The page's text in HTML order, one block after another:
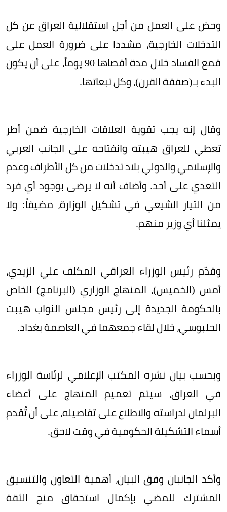
وحض على العمل من أجل استقلالية العراق عن كل
التدخلات الخارجية، مشددا على ضرورة العمل على
قمع الفساد خلال مدة أقصاها 90 يوماً، على أن يكون
البدء بـ(صفقة القرن)، وكل تبعاتها.
وقال إنه يجب تقوية العلاقات الخارجية ضمن أطر
تعطي للعراق هيبته وانفتاحه على الجانب العربي
والإسلامي والدولي بلاد تدخلات من كل الأطراف وعدم
التعدي على أحد. وأضاف أنه لا يرضى بوجود أي فرد
من التيار الشيعي في تشكيل الوزارة، مضيفاً: ولا
يمثلنا أي وزير منهم.
وقدّم رئيس الوزراء العراقي المكلف علي الزيدي،
أمس (الخميس)، المنهاج الوزاري (البرنامج) الخاص
بالحكومة الجديدة إلى رئيس مجلس النواب هيبت
الحلبوسي، خلال لقاء جمعهما في العاصمة بغداد.
وبحسب بيان نشره المكتب الإعلامي لرئاسة الوزراء
في العراق، سيتم تعميم المنهاج على أعضاء
البرلمان لدراسته والاطلاع على تفاصيله، على أن تُقدم
أسماء التشكيلة الحكومية في وقت لاحق.
وأكد الجانبان وفق البيان، أهمية التعاون والتنسيق
المشترك للمضي بإكمال استحقاق منح الثقة